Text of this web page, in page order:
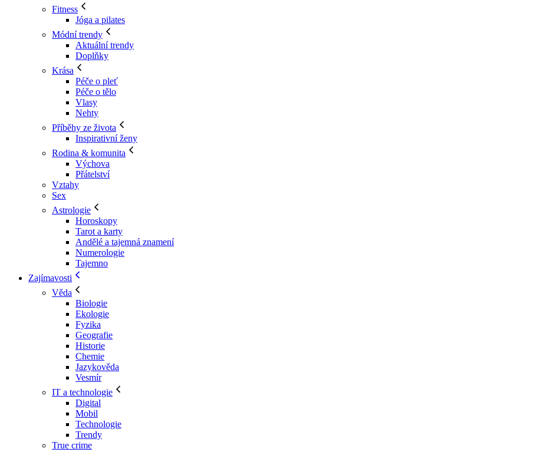
Fitness
Jóga a pilates
Módní trendy
Aktuální trendy
Doplňky
Krása
Péče o pleť
Péče o tělo
Vlasy
Nehty
Příběhy ze života
Inspirativní ženy
Rodina & komunita
Výchova
Přátelství
Vztahy
Sex
Astrologie
Horoskopy
Tarot a karty
Andělé a tajemná znamení
Numerologie
Tajemno
Zajímavosti
Věda
Biologie
Ekologie
Fyzika
Geografie
Historie
Chemie
Jazykověda
Vesmír
IT a technologie
Digital
Mobil
Technologie
Trendy
True crime